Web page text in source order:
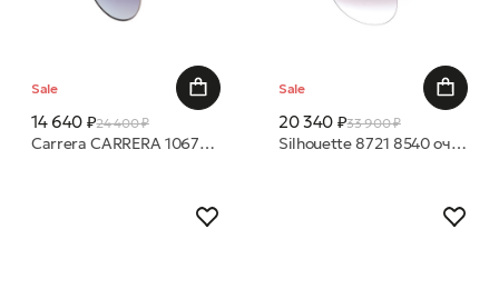
Sale
14 640 ₽24 400 ₽
Carrera CARRERA 1067/S KJ1 WJ 62 14 очки с/з
Sale
20 340 ₽33 900 ₽
Silhouette 8721 8540 очки с/з